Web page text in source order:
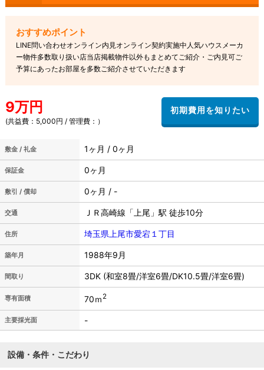
LINE問い合わせオンライン内見オンライン契約実施中人気ハウスメーカ
ー物件多数取り扱い店当店掲載物件以外もまとめてご紹介・ご内見可ご
予算にあったお部屋を多数ご紹介させていただきます
9万円
(共益費：5,000円 / 管理費：）
敷金 / 礼金 1ヶ月 / 0ヶ月
保証金 0ヶ月
敷引 / 償却 0ヶ月 / -
交通 ＪＲ高崎線「上尾」駅 徒歩10分
住所 埼玉県上尾市愛宕１丁目
築年月 1988年9月
間取り 3DK (和室8畳/洋室6畳/DK10.5畳/洋室6畳)
専有面積 70ｍ2
主要採光面 -
設備・条件・こだわり